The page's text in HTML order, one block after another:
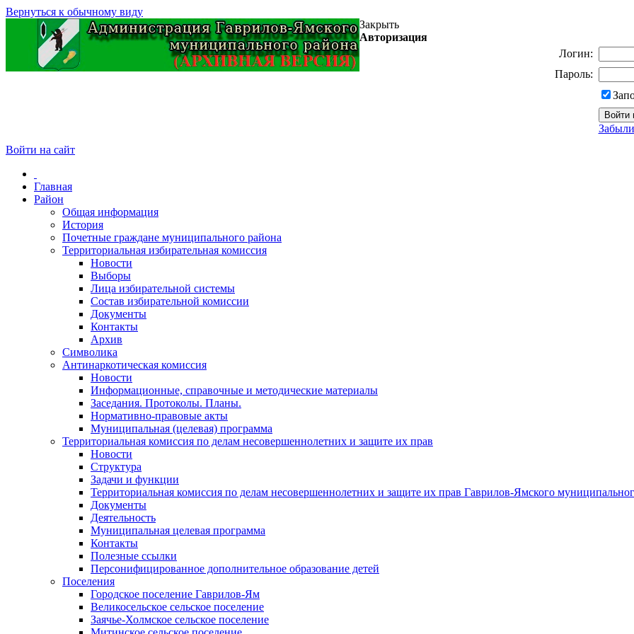
Вернуться к обычному виду
Закрыть
Авторизация
Логин:
Пароль:
Войти на сайт
Главная
Район
Общая информация
История
Почетные граждане муниципального района
Территориальная избирательная комиссия
Новости
Выборы
Лица избирательной системы
Состав избирательной комиссии
Документы
Контакты
Архив
Символика
Антинаркотическая комиссия
Новости
Информационные, справочные и методические материалы
Заседания. Протоколы. Планы.
Нормативно-правовые акты
Муниципальная (целевая) программа
Территориальная комиссия по делам несовершеннолетних и защите их прав
Новости
Структура
Задачи и функции
Территориальная комиссия по делам несовершеннолетних и защите их прав Гаврилов-Ямского
Документы
Деятельность
Муниципальная целевая программа
Контакты
Полезные ссылки
Персонифицированное дополнительное образование детей
Поселения
Городское поселение Гаврилов-Ям
Великосельское сельское поселение
Заячье-Холмское сельское поселение